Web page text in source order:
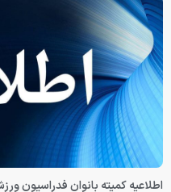
اطلاعیه کمیته بانوان فدراسیون